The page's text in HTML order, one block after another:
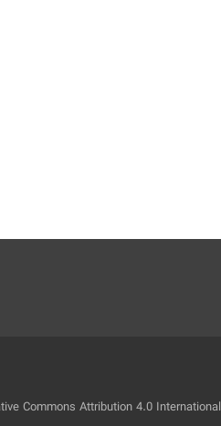
Commons Attribution 4.0 International